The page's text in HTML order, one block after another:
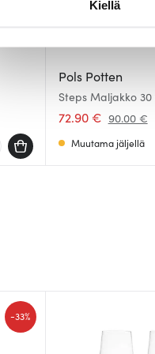
ja kävijämäärämme
kumppaneillemme tietoja
Kiellä
Pols Potten
Steps Maljakko 30
Tummanvihreä
72.90 € 90.00 €
Muutama jäljellä
-33%